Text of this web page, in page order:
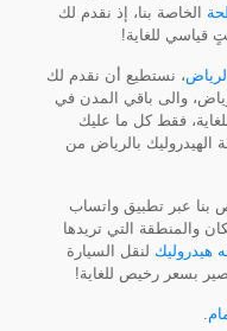
الخاصة بنا، إذ نقدم لك
قياسي للغاية!
، نستطيع أن نقدم لك
والى باقي المدن في
فقط كل ما عليك
الهيدروليك بالرياض من
بنا عبر تطبيق واتساب
والمنطقة التي تريدها
هيدروليك لنقل السيارة
بسعر رخيص للغاية!